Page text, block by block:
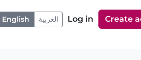
English العربية Log in Create